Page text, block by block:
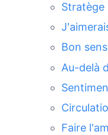
Stratège
Bon sens
Au-delà
Faire